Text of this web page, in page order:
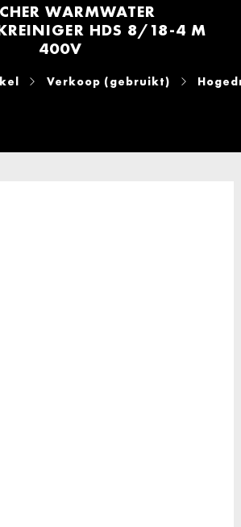
WARMWATER
HDS 8/18-4 M
400V
Verkoop (gebruikt)